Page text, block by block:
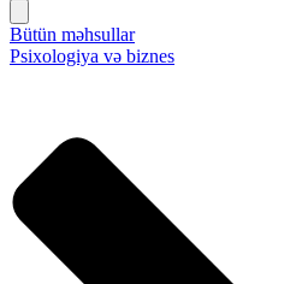
Bütün məhsullar
Psixologiya və biznes